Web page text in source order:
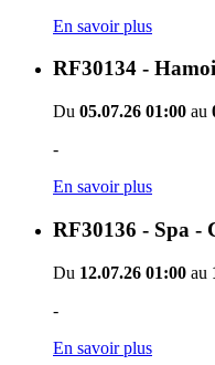
En savoir plus
RF30134 -
Du 05.07.26 01:00 au
-
En savoir plus
RF30136 - Spa -
Du 12.07.26 01:00 au
-
En savoir plus